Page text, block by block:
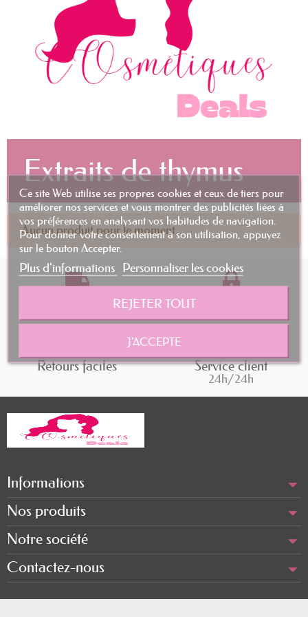
Extraits de thymus
Aucun produit pour le moment.
Livraison Rapide Paiement sécurisé
Retours faciles Service client
24h/24h
Informations
Nos produits
Notre société
Contactez-nous
Ce site Web utilise ses propres cookies et ceux de tiers pour
améliorer nos services et vous montrer des publicités liées à
vos préférences en analysant vos habitudes de navigation.
Pour donner votre consentement à son utilisation, appuyez
sur le bouton Accepter.
Plus d'informations Personnaliser les cookies
REJETER TOUT
J'ACCEPTE